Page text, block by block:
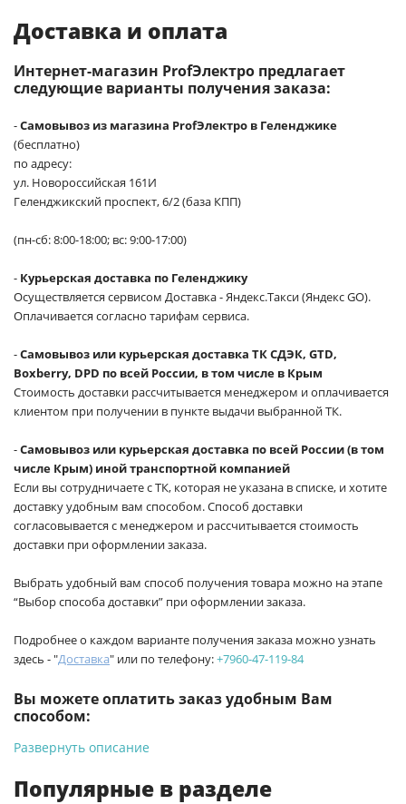
Доставка и оплата
Интернет-магазин ProfЭлектро предлагает
следующие варианты получения заказа:
-Самовывоз из магазина ProfЭлектро в Геленджике
(бесплатно)
по адресу:
ул. Новороссийская 161И
Геленджикский проспект, 6/2 (база КПП)
(пн-сб: 8:00-18:00; вс: 9:00-17:00)
- Курьерская доставка по Геленджику
Осуществляется сервисом Доставка - Яндекс.Такси (Яндекс GO).
Оплачивается согласно тарифам сервиса.
-Самовывоз или курьерская доставка ТК СДЭК, GTD,
Boxberry, DPD по всей России, в том числе в Крым
Стоимость доставки рассчитывается менеджером и оплачивается
клиентом при получении в пункте выдачи выбранной ТК.
-Самовывоз или курьерская доставка по всей России (в том
числе Крым) иной транспортной компанией
Если вы сотрудничаете с ТК, которая не указана в списке, и хотите
доставку удобным вам способом. Способ доставки
согласовывается с менеджером и рассчитывается стоимость
доставки при оформлении заказа.
Выбрать удобный вам способ получения товара можно на этапе
“Выбор способа доставки” при оформлении заказа.
Подробнее о каждом варианте получения заказа можно узнать
здесь - "Доставка" или по телефону:+7960-47-119-84
Вы можете оплатить заказ удобным Вам
способом:
-Банковской картой на сайте ProffЭлектро. Данный вид
Развернуть описание
Популярные в разделе